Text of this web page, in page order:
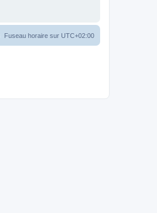
Fuseau horaire sur UTC+02:00